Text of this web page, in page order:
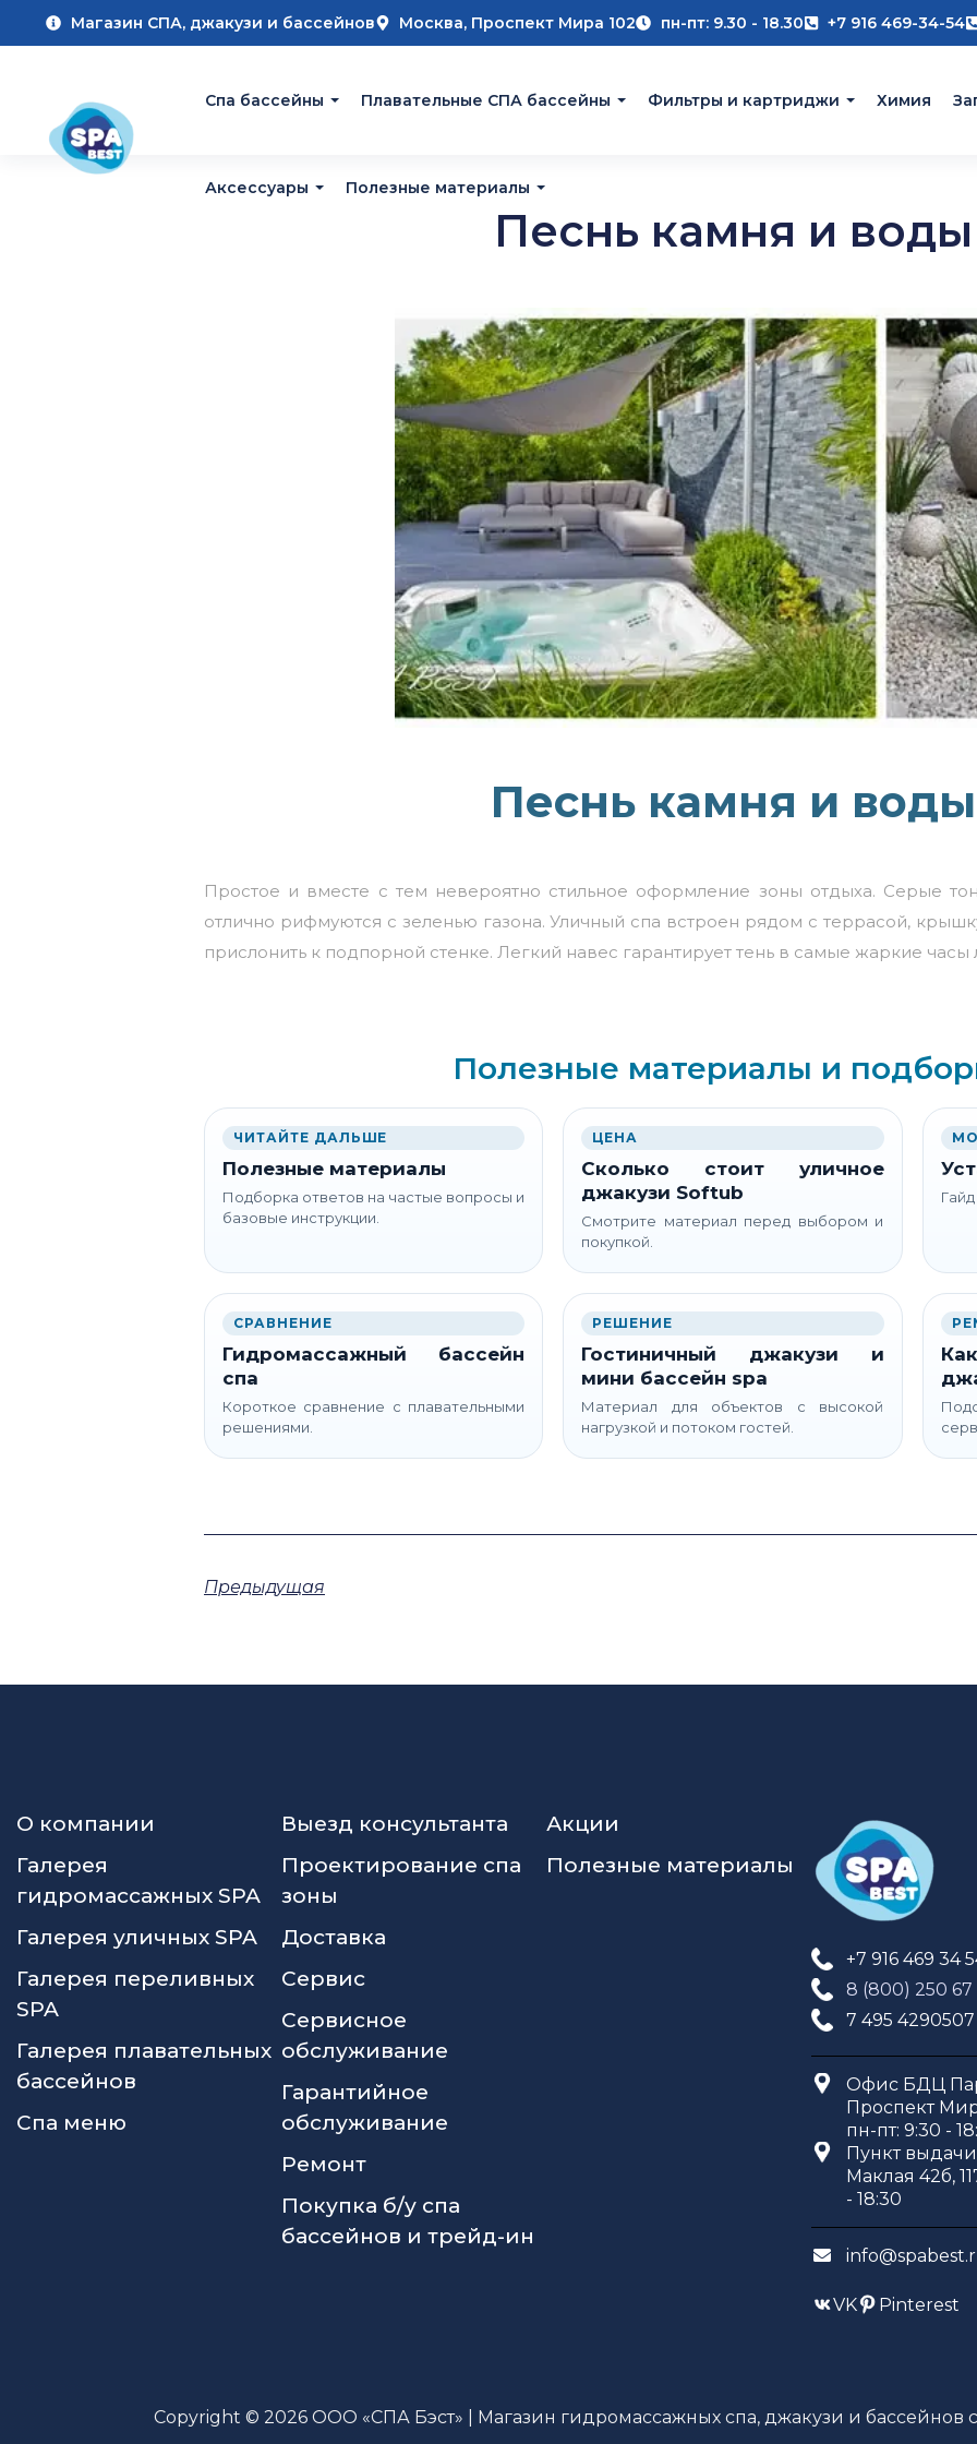
Магазин СПА, джакузи и бассейнов Москва, Проспект Мира 102 пн-пт: 9.30 - 18.30 +7 916 469-34-54
Cпа бассейны Плавательные СПА бассейны Фильтры и картриджи Химия
Аксессуары Полезные материалы
Песнь камня и воды
Песнь камня и воды
Простое и вместе с тем невероятно стильное оформление зоны отдыха. Серые
отлично рифмуются с зеленью газона.Уличный спа встроен рядом с террасой,
прислонить к подпорной стенке. Легкий навес гарантирует тень в самые жаркие часы
Полезные материалы и
ЧИТАЙТЕ ДАЛЬШЕ
Полезные материалы
Подборка ответов на частые вопросы и
базовые инструкции.
ЦЕНА
Сколько стоит уличное
джакузи Softub
Смотрите материал перед выбором и
покупкой.
СРАВНЕНИЕ
Гидромассажный бассейн
спа
Короткое сравнение с плавательными
решениями.
РЕШЕНИЕ
Гостиничный джакузи и
мини бассейн spa
Материал для объектов с высокой
нагрузкой и потоком гостей.
Предыдущая
О компании
Галерея
гидромассажных SPA
Галерея уличных SPA
Галерея переливных
SPA
Галерея плавательных
бассейнов
Спа меню
Выезд консультанта
Проектирование спа
зоны
Доставка
Сервис
Сервисное
обслуживание
Гарантийное
обслуживание
Ремонт
Покупка б/у спа
бассейнов и трейд-ин
Акции
Полезные материалы
+7 916 469 34
8 (800) 250 67
7 495 4290507
Офис БДЦ
Проспект
пн-пт: 9:30 -
Пункт выдачи
Маклая 42б,
- 18:30
VK Pinterest
Copyright © 2026 ООО «СПА Бэст» | Магазин гидромассажных спа, джакузи и бассейнов